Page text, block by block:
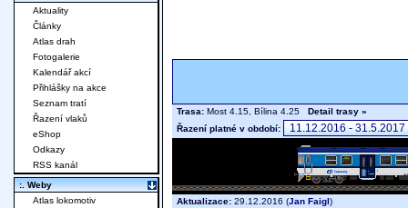
Trasa: Most 4.15, Bílina 4.25 Detail trasy »
Řazení platné v období:
Aktualizace: 29.12.2016 (Jan Faigl)
Aktuality
Články
Atlas drah
Fotogalerie
Kalendář akcí
Přihlášky na akce
Seznam tratí
Řazení vlaků
eShop
Odkazy
RSS kanál
:. Weby
Atlas lokomotiv